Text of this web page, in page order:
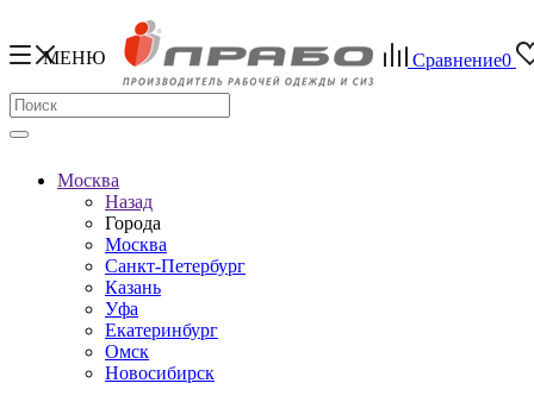
МЕНЮ Сравнение0
Москва
Назад
Города
Москва
Санкт-Петербург
Казань
Уфа
Екатеринбург
Омск
Новосибирск